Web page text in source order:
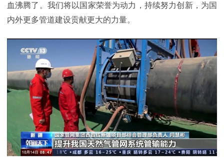
血沸腾了。我们将以国家荣誉为动力，持续努力创新，为国
内外更多管道建设贡献更大的力量。